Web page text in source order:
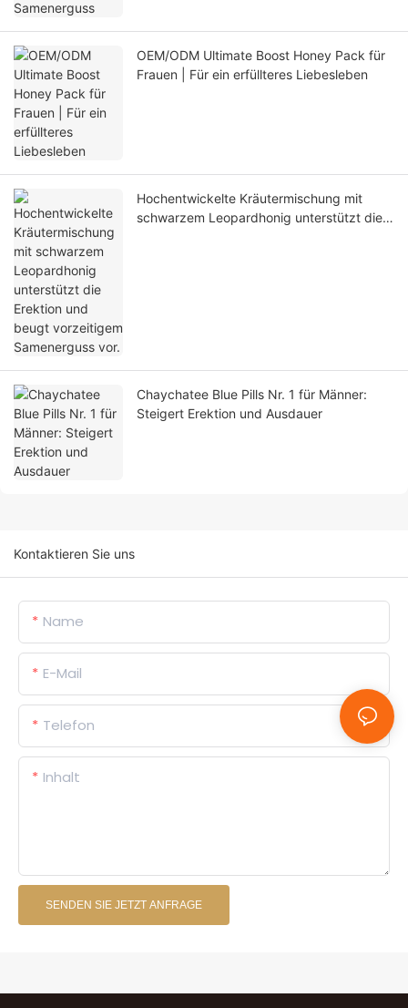
OEM/ODM Ultimate Boost Honey Pack für
Frauen | Für ein erfüllteres Liebesleben
Hochentwickelte Kräutermischung mit
schwarzem Leopardhonig unterstützt die
Chaychatee Blue Pills Nr. 1 für Männer:
Steigert Erektion und Ausdauer
Kontaktieren Sie uns
Name
E-Mail
Telefon
Inhalt
SENDEN SIE JETZT ANFRAGE